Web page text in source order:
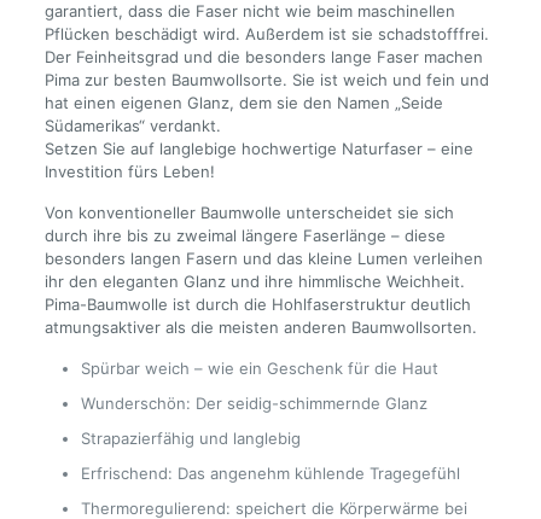
garantiert, dass die Faser nicht wie beim maschinellen
Pflücken beschädigt wird. Außerdem ist sie schadstofffrei.
Der Feinheitsgrad und die besonders lange Faser machen
Pima zur besten Baumwollsorte. Sie ist weich und fein und
hat einen eigenen Glanz, dem sie den Namen „Seide
Südamerikas“ verdankt.
Setzen Sie auf langlebige hochwertige Naturfaser – eine
Investition fürs Leben!
Von konventioneller Baumwolle unterscheidet sie sich
durch ihre bis zu zweimal längere Faserlänge – diese
besonders langen Fasern und das kleine Lumen verleihen
ihr den eleganten Glanz und ihre himmlische Weichheit.
Pima-Baumwolle ist durch die Hohlfaserstruktur deutlich
atmungsaktiver als die meisten anderen Baumwollsorten.
Spürbar weich – wie ein Geschenk für die Haut
Wunderschön: Der seidig-schimmernde Glanz
Strapazierfähig und langlebig
Erfrischend: Das angenehm kühlende Tragegefühl
Thermoregulierend: speichert die Körperwärme bei